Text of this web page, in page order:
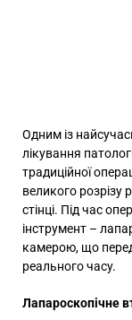
Одним із
лікування
традиційної
великого розрізу
стінці. Під час
інструмент –
камерою, що
реального часу.
Лапароскопічне